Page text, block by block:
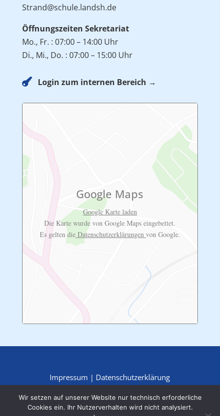
Strand@schule.landsh.de
Öffnungszeiten Sekretariat
Mo., Fr. : 07:00 – 14:00 Uhr
Di., Mi., Do. : 07:00 – 15:00 Uhr
 Login zum internen Bereich →
Google Maps
Google Karte laden
Die Karte wurde von Google Maps eingebettet.
Es gelten dieDatenschutzerklärungen von Google.
Impressum | Datenschutzerklärung
Wir setzen auf unserer Website nur technisch erforderliche
Cookies ein. Ihr Nutzerverhalten wird nicht analysiert.